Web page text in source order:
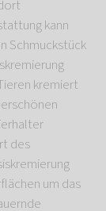
kann
Schmuckstück
kremiert
des
um das